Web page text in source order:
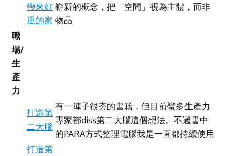
帶來好
運的家
嶄新的概念，把「空間」視為主體，而非
物品
職
場/
生
產
力
打造第
二大腦
有一陣子很夯的書籍，但目前蠻多生產力
專家都diss第二大腦這個想法。不過書中
的PARA方式整理電腦我是一直都持續使用
打造第